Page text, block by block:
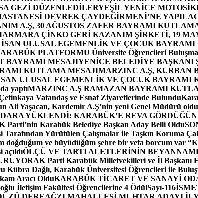
GEZİ DÜZENLEDİLERYEŞİL YENİCE
DEVREK ÇAYDEĞİRMENİ’NE
A.Ş, 30 AĞUSTOS ZAFER BAYRAMI
ÇİNKO GERİ KAZANIM ŞİRKETİ, 19
ULUSAL EGEMENLİK VE ÇOCUK
PLATFORMU Üniversite Öğrencileri
BAYRAMI MESAJIYENİCE BELEDİYE BAŞKANI
KUTLAMA MESAJIMARZINC A.Ş, KURBAN
ULUSAL EGEMENLİK VE ÇOCUK BAYRAMI
yaptıMARZINC A.Ş RAMAZAN BAYRAMI
Vatandaş ve Esnaf Ziyaretlerinde Bulundu
Ali Yaşacan, Kardemir A.Ş’nin yeni Genel Müdürü oldu
YÜKLENDİ: KARABÜK’E REVA
Parti’nin Karabük Belediye Başkan Aday Belli Oldu
Yürütülen Çalışmalar ile Taşkın Koruma
doğduğum ve büyüdüğüm şehre bir vefa borcum var “
ÖLÇÜ VE TARTI ALETLERİNİN
AK Parti Karabük Milletvekilleri ve İl Başkanı
Kübra Dağlı, Karabük Üniversitesi Öğrencileri ile
Aracı OlduKARABÜK TİCARET VE SANAYİ
İletişim Fakültesi Öğrencilerine 4 ÖdülSayı-116
DEREAĞZI MAHALLESİ MUHTAR ADAYI